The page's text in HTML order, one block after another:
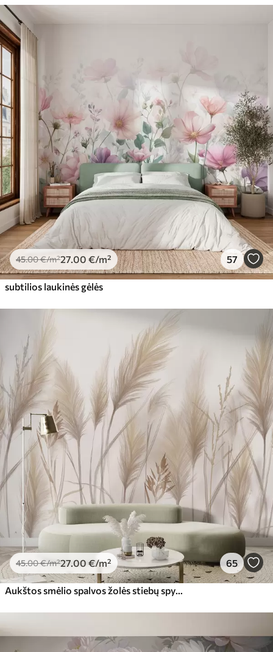
45.00€/m²27 .00 €/m² 57
subtilios laukinės gėlės
45.00€/m²27 .00 €/m² 65